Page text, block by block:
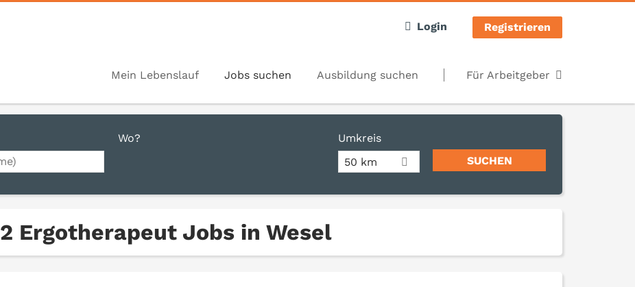
Login Registrieren
Mein Lebenslauf Jobs suchen Ausbildung suchen Für Arbeitgeber
Wo?
Umkreis
50 km
2 Ergotherapeut Jobs in Wesel